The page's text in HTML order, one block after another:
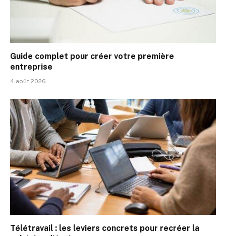
Guide complet pour créer votre première
entreprise
4 août 2026
Télétravail : les leviers concrets pour recréer la